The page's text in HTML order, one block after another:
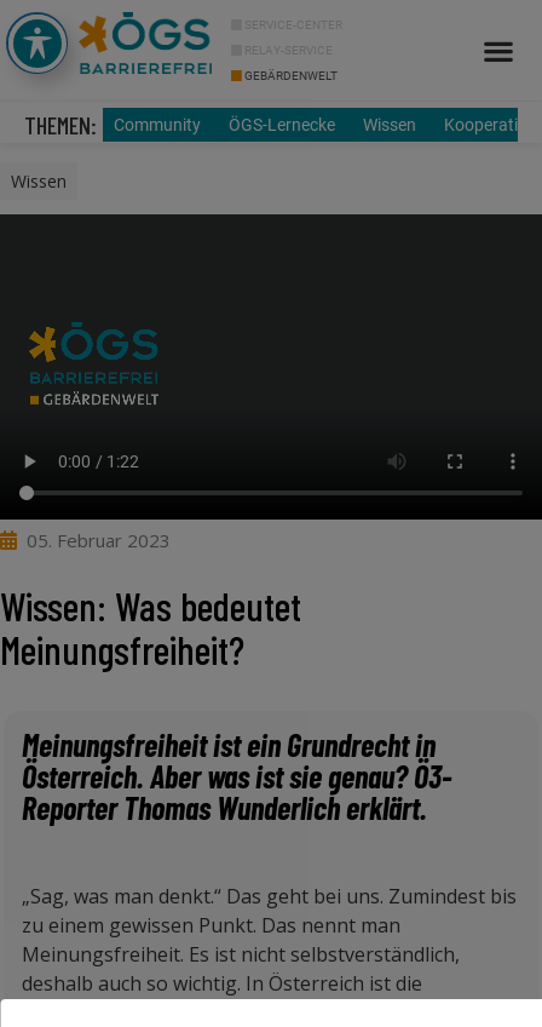
SERVICE-CENTER
RELAY-SERVICE
GEBÄRDENWELT
THEMEN: Community ÖGS-Lernecke Wissen
Wissen
05. Februar 2023
Wissen: Was bedeutet
Meinungsfreiheit?
Meinungsfreiheit ist ein Grundrecht in
Österreich. Aber was ist sie genau? Ö3-
Reporter Thomas Wunderlich erklärt.
„Sag, was man denkt.“ Das geht bei uns. Zumindest bis
zu einem gewissen Punkt. Das nennt man
Meinungsfreiheit. Es ist nicht selbstverständlich,
deshalb auch so wichtig. In Österreich ist die